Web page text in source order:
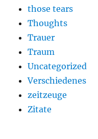
those tears
Thoughts
Trauer
Traum
Uncategorized
Verschiedenes
zeitzeuge
Zitate